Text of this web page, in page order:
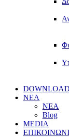
ΝΕΑ
ΝΕΑ
Blog
MEDIA